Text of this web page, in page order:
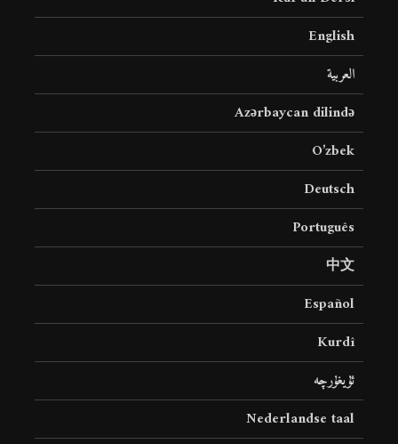
English
العربية
Azərbaycan dilində
O’zbek
Deutsch
Português
中文
Español
Kurdî
ئۇيغۇرچە
Nederlandse taal